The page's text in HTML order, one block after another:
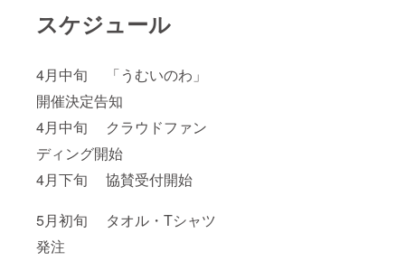
スケジュール
4月中旬 「うむいのわ」
開催決定告知
4月中旬 クラウドファン
ディング開始
4月下旬 協賛受付開始
5月初旬 タオル・Tシャツ
発注